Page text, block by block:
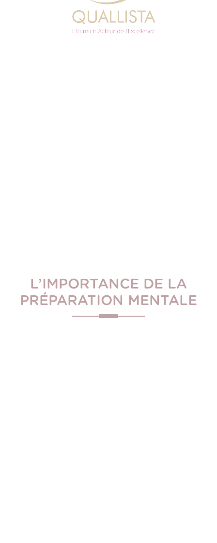
L’IMPORTANCE DE LA
PRÉPARATION MENTALE